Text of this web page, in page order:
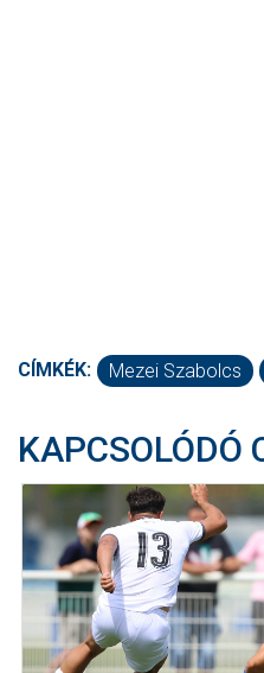
CÍMKÉK: Mezei Szabolcs
KAPCSOLÓDÓ